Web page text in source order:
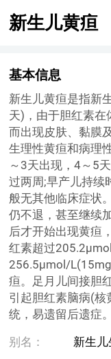
新生儿黄疸
基本信息
新生儿黄疸是指新
天)，由于胆红素在
而出现皮肤、黏膜
生理性黄疸和病理
～3天出现，4～5
过两周;早产儿持续
般无其他临床症状
仍不退，甚至继续
后才开始出现黄疸
红素超过
256.5μmol/
疸。足月儿间接胆
引起胆红素脑病(核
统，易遗留后遗症。
别名：
新生